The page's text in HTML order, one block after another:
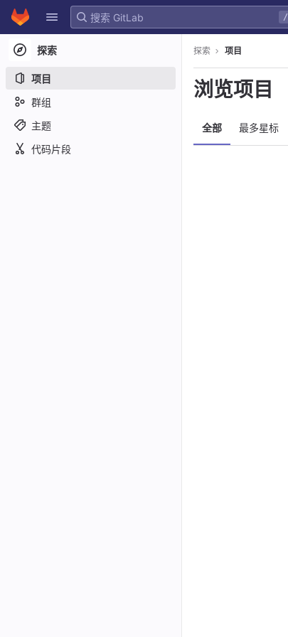
Skip to content
GitLab
/
探索
项目
群组
主题
代码片段
探索 项目
浏览项目
全部 最多星标